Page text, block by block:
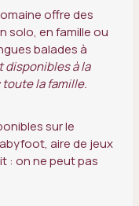
offre des
solo, en famille ou
balades à
disponibles à la
la famille.
sur le
aire de jeux
: on ne peut pas